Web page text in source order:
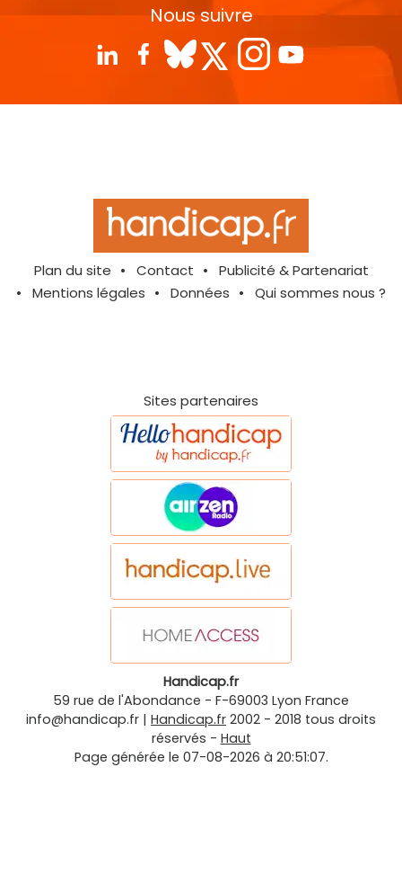
Nous suivre
Plan du site Contact
Publicité & Partenariat
Mentions légales
Données Qui sommes nous ?
Sites partenaires
Handicap.fr
59 rue de l'Abondance - F-69003 Lyon France
info@handicap.fr | Handicap.fr 2002 - 2018 tous droits
réservés - Haut
Page générée le 07-08-2026 à 20:51:07.